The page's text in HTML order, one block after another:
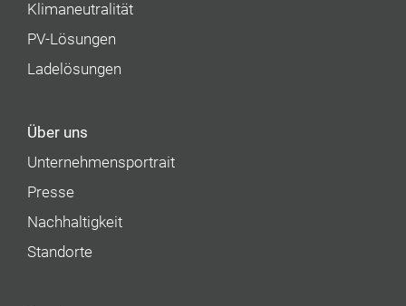
Klimaneutralität
PV-Lösungen
Ladelösungen
Über uns
Unternehmens­portrait
Presse
Nachhaltigkeit
Standorte